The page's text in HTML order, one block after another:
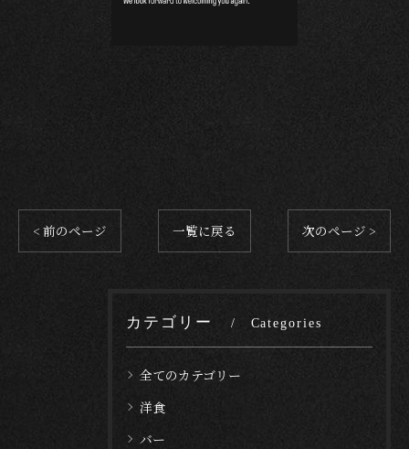
< 前のページ 一覧に戻る 次のページ >
カテゴリー Categories
全てのカテゴリー
洋食
バー